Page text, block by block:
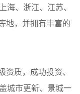
、浙江、江苏、
地，并拥有丰富的
质，成功投资、
城市更新、景城一